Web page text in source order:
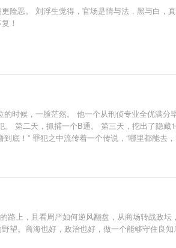
险恶。 刘浮生觉得，官场是情与法，黑与白
！
时候，一脸茫然。 他一个从刑侦专业全优满
第二天，抓捕一个B通。 第三天，挖出了隐
底！” 罪犯之中流传着一个传说，“哪里都能去
上，且看周严如何逆风翻盘，从商场转战政
望。商海也好，政治也好，做一个能够守住良知